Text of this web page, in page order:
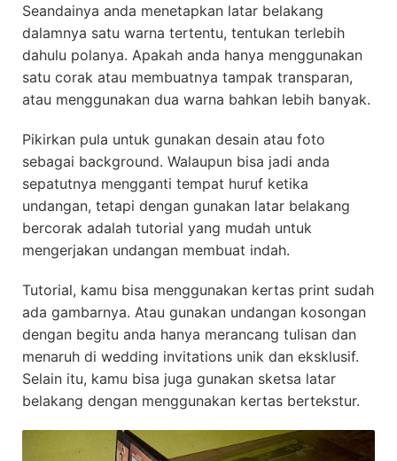
Seandainya anda menetapkan latar belakang
dalamnya satu warna tertentu, tentukan terlebih
dahulu polanya. Apakah anda hanya menggunakan
satu corak atau membuatnya tampak transparan,
atau menggunakan dua warna bahkan lebih banyak.
Pikirkan pula untuk gunakan desain atau foto
sebagai background. Walaupun bisa jadi anda
sepatutnya mengganti tempat huruf ketika
undangan, tetapi dengan gunakan latar belakang
bercorak adalah tutorial yang mudah untuk
mengerjakan undangan membuat indah.
Tutorial, kamu bisa menggunakan kertas print sudah
ada gambarnya. Atau gunakan undangan kosongan
dengan begitu anda hanya merancang tulisan dan
menaruh di wedding invitations unik dan eksklusif.
Selain itu, kamu bisa juga gunakan sketsa latar
belakang dengan menggunakan kertas bertekstur.